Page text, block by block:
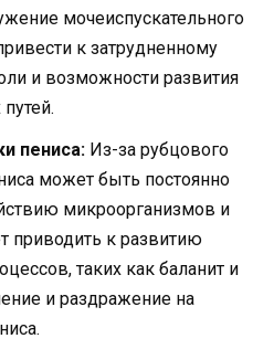
мочеиспускательного
к затрудненному
и возможности развития
пениса: Из-за рубцового
может быть постоянно
микроорганизмов и
приводить к развитию
таких как баланит и
и раздражение на